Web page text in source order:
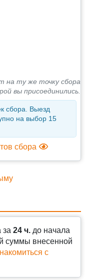
на ту же точку сбора
вы присоединились.
сбора. Выезд
на выбор 15
сбора
за 24 ч. до начала
суммы внесенной
с